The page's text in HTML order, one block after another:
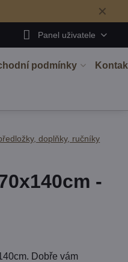
✕
Panel uživatele
podmínky
doplňky, ručníky
-
Dobře vám